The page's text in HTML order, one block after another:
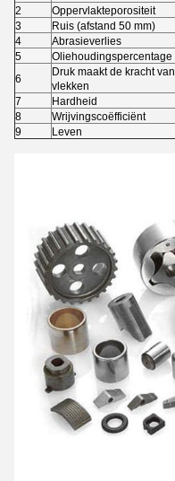
2
Oppervlakteporositeit
3
Ruis (afstand 50 mm)
4
Abrasieverlies
5
Oliehoudingspercentage
6
Druk maakt de kracht van
vlekken
7
Hardheid
8
Wrijvingscoëfficiënt
9
Leven